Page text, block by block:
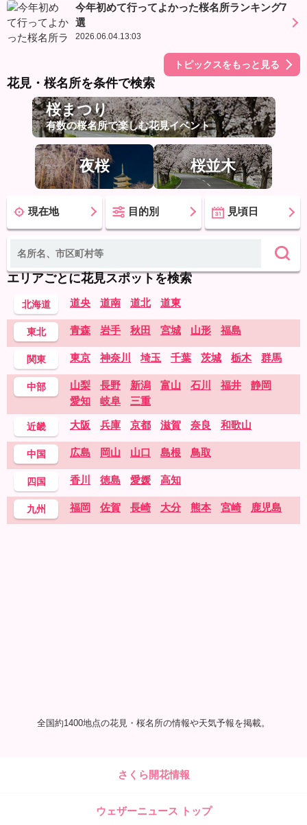
今年初めて行ってよかった桜名所ランキング7
選
2026.06.04.13:03
トピックスをもっと見る
花見・桜名所を条件で検索
桜まつり
有数の桜名所で楽しむ花見イベント
夜桜 桜並木
現在地 目的別 見頃日
エリアごとに花見スポットを検索
北海道 道央 道南 道北 道東
東北 青森 岩手 秋田 宮城 山形 福島
関東 東京 神奈川 埼玉 千葉 茨城 栃木 群馬
中部 山梨 長野 新潟 富山 石川 福井
静岡
愛知
岐阜 三重
近畿 大阪 兵庫 京都 滋賀 奈良 和歌山
中国 広島 岡山 山口 島根 鳥取
四国 香川 徳島 愛媛 高知
九州 福岡 佐賀 長崎 大分 熊本 宮崎 鹿児島
全国約1400地点の花見・桜名所の情報や天気予報を掲載。
さくら開花情報
ウェザーニュース トップ